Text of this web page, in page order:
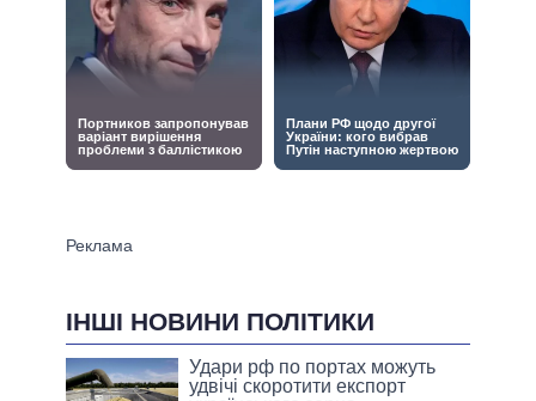
ІНШІ НОВИНИ ПОЛІТИКИ
Удари рф по портах можуть
удвічі скоротити експорт